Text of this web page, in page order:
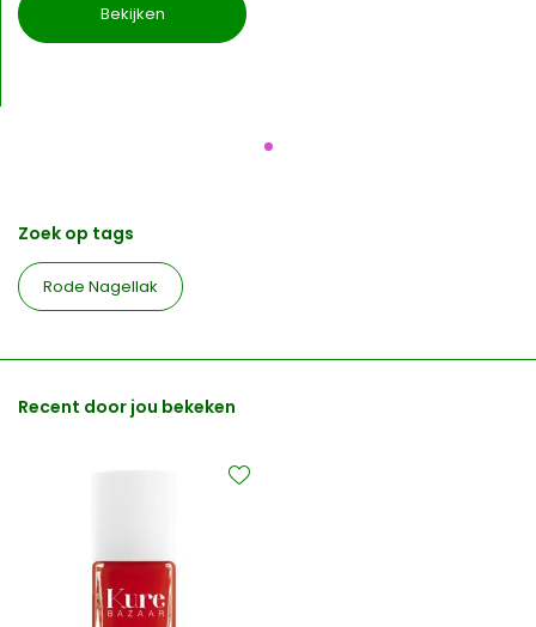
Bekijken
Zoek op tags
Rode Nagellak
Recent door jou bekeken